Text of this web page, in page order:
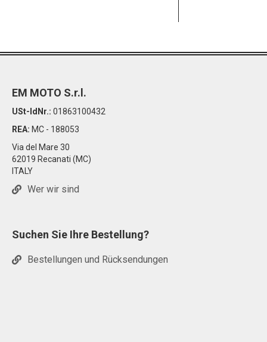
EM MOTO S.r.l.
USt-IdNr.: 01863100432
REA: MC - 188053
Via del Mare 30
62019 Recanati (MC)
ITALY
Wer wir sind
Suchen Sie Ihre Bestellung?
Bestellungen und Rücksendungen